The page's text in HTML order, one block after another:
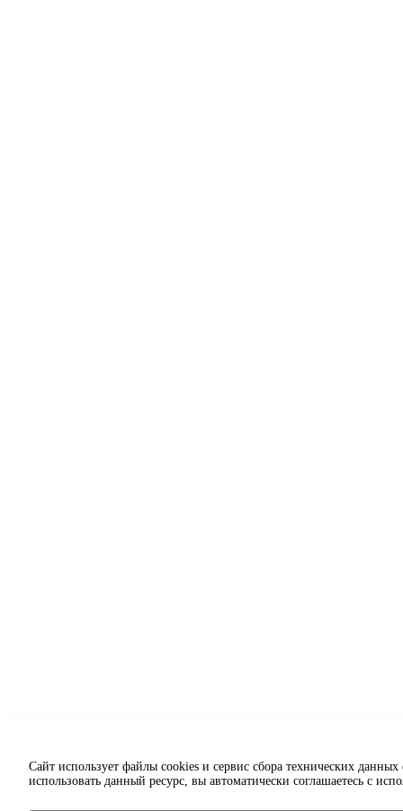
Сайт использует файлы cookies и сервис сбора технических
использовать данный ресурс, вы автоматически соглашаетесь с